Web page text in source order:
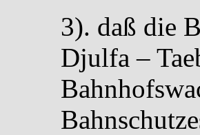
3). daß die
Djulfa –